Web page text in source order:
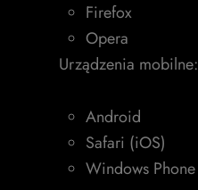
Firefox
Opera
Urządzenia mobilne:
Android
Safari (iOS)
Windows Phone